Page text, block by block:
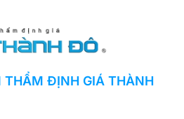
THẨM ĐỊNH GIÁ THÀNH